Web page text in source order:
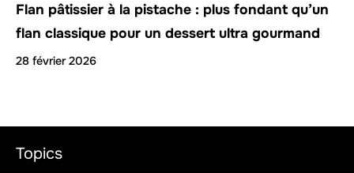
Flan pâtissier à la pistache : plus fondant qu’un
flan classique pour un dessert ultra gourmand
28 février 2026
Topics